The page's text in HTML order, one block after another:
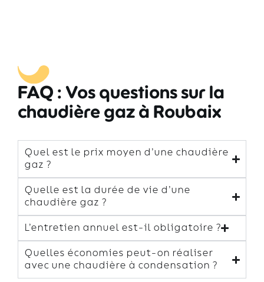
FAQ : Vos questions sur la
chaudière gaz à Roubaix
Quel est le prix moyen d’une chaudière
gaz ?
Quelle est la durée de vie d’une
chaudière gaz ?
L’entretien annuel est-il obligatoire ?
Quelles économies peut-on réaliser
avec une chaudière à condensation ?